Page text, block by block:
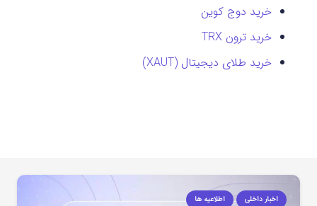
خرید دوج کوین
خرید ترون TRX
خرید طلای دیجیتال (XAUT)
اخبار داخلی اطلاعیه ها